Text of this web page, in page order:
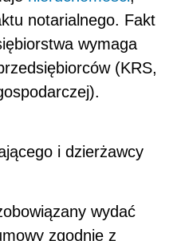
notarialnego. Fakt
wymaga
(KRS,
i dzierżawcy
wydać
zgodnie z